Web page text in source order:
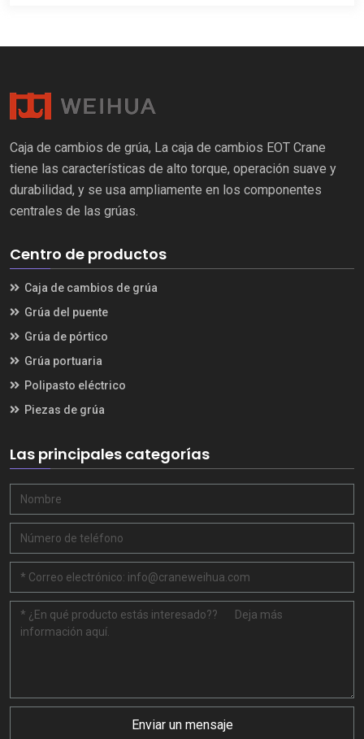
Caja de cambios de grúa, La caja de cambios EOT Crane
tiene las características de alto torque, operación suave y
durabilidad, y se usa ampliamente en los componentes
centrales de las grúas.
Centro de productos
Caja de cambios de grúa
Grúa del puente
Grúa de pórtico
Grúa portuaria
Polipasto eléctrico
Piezas de grúa
Las principales categorías
Enviar un mensaje